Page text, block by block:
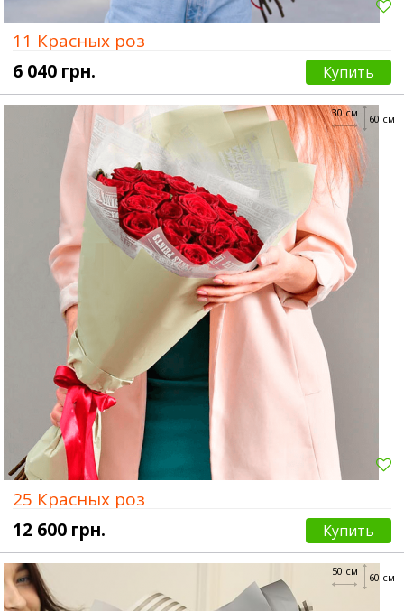
11 Красных роз
6 040 грн.
Купить
60 см
30 см
25 Красных роз
12 600 грн.
Купить
60 см
50 см